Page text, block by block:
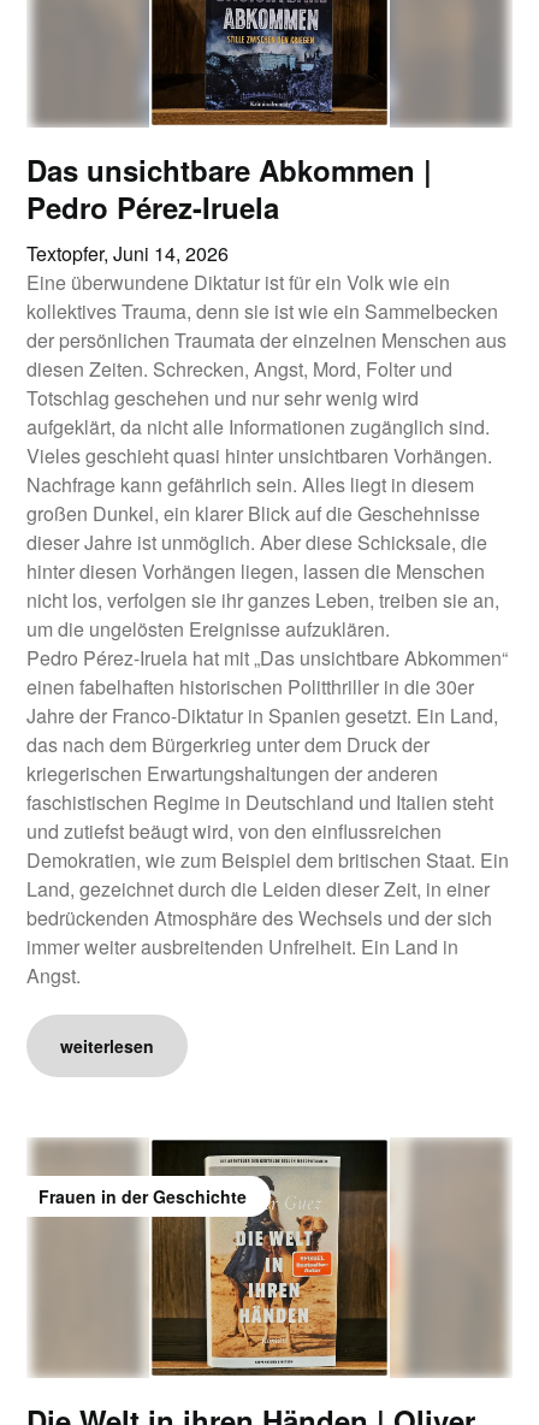
Das unsichtbare Abkommen |
Pedro Pérez-Iruela
Textopfer,Juni 14, 2026
Eine überwundene Diktatur ist für ein Volk wie ein
kollektives Trauma, denn sie ist wie ein Sammelbecken
der persönlichen Traumata der einzelnen Menschen aus
diesen Zeiten. Schrecken, Angst, Mord, Folter und
Totschlag geschehen und nur sehr wenig wird
aufgeklärt, da nicht alle Informationen zugänglich sind.
Vieles geschieht quasi hinter unsichtbaren Vorhängen.
Nachfrage kann gefährlich sein. Alles liegt in diesem
großen Dunkel, ein klarer Blick auf die Geschehnisse
dieser Jahre ist unmöglich. Aber diese Schicksale, die
hinter diesen Vorhängen liegen, lassen die Menschen
nicht los, verfolgen sie ihr ganzes Leben, treiben sie an,
um die ungelösten Ereignisse aufzuklären.
Pedro Pérez-Iruela hat mit „Das unsichtbare Abkommen“
einen fabelhaften historischen Politthriller in die 30er
Jahre der Franco-Diktatur in Spanien gesetzt. Ein Land,
das nach dem Bürgerkrieg unter dem Druck der
kriegerischen Erwartungshaltungen der anderen
faschistischen Regime in Deutschland und Italien steht
und zutiefst beäugt wird, von den einflussreichen
Demokratien, wie zum Beispiel dem britischen Staat. Ein
Land, gezeichnet durch die Leiden dieser Zeit, in einer
bedrückenden Atmosphäre des Wechsels und der sich
immer weiter ausbreitenden Unfreiheit. Ein Land in
Angst.
weiterlesen
Frauen in der Geschichte